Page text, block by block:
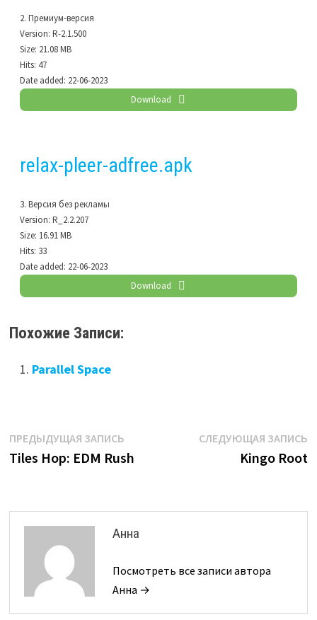
2. Премиум-версия
Version: R-2.1.500
Size: 21.08 MB
Hits: 47
Date added: 22-06-2023
Download
relax-pleer-adfree.apk
3. Версия без рекламы
Version: R_2.2.207
Size: 16.91 MB
Hits: 33
Date added: 22-06-2023
Download
Похожие Записи:
Parallel Space
Навигация
по
ПРЕДЫДУЩАЯ ЗАПИСЬПредыдущая
запись:
Tiles Hop: EDM Rush
СЛЕДУЮЩАЯ ЗАПИСЬ
Kingo Root
Анна
Посмотреть все записи автора
Анна →